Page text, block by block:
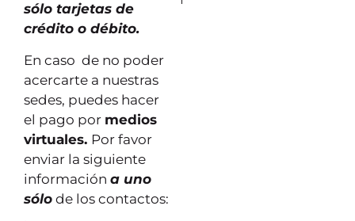
sólo tarjetas de
crédito o débito.
En caso de no poder
acercarte a nuestras
sedes, puedes hacer
el pago por medios
virtuales. Por favor
enviar la siguiente
información a uno
sólo de los contactos: